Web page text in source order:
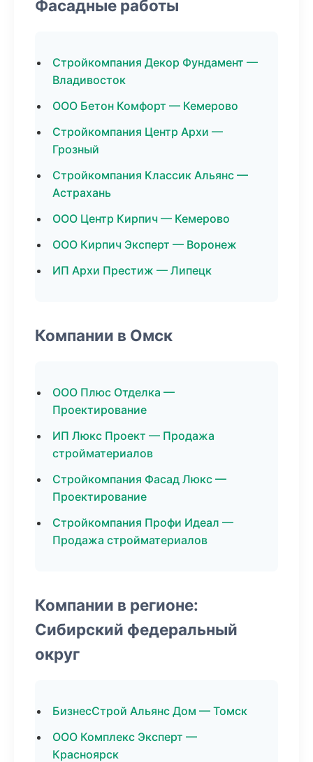
Фасадные работы
Стройкомпания Декор Фундамент —
Владивосток
ООО Бетон Комфорт — Кемерово
Стройкомпания Центр Архи —
Грозный
Стройкомпания Классик Альянс —
Астрахань
ООО Центр Кирпич — Кемерово
ООО Кирпич Эксперт — Воронеж
ИП Архи Престиж — Липецк
Компании в Омск
ООО Плюс Отделка —
Проектирование
ИП Люкс Проект — Продажа
стройматериалов
Стройкомпания Фасад Люкс —
Проектирование
Стройкомпания Профи Идеал —
Продажа стройматериалов
Компании в регионе:
Сибирский федеральный
округ
БизнесСтрой Альянс Дом — Томск
ООО Комплекс Эксперт —
Красноярск